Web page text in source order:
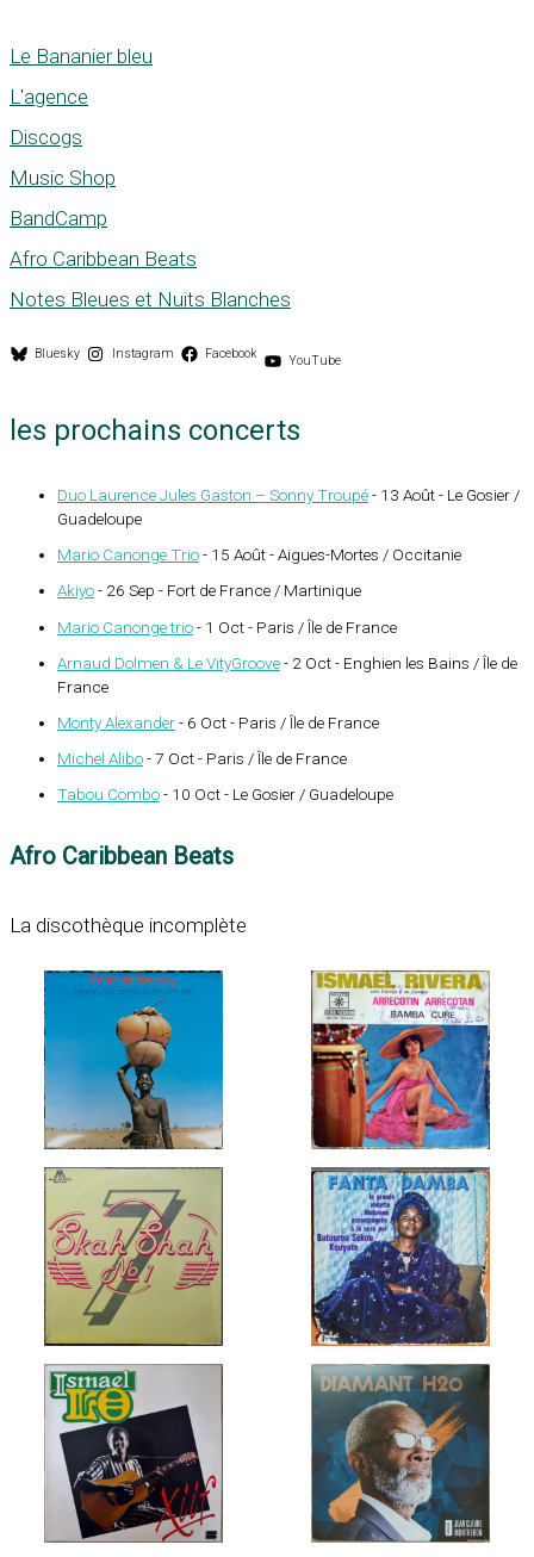
Le Bananier bleu
L'agence
Discogs
Music Shop
BandCamp
Afro Caribbean Beats
Notes Bleues et Nuits Blanches
Bluesky Instagram Facebook YouTube
les prochains concerts
Duo Laurence Jules Gaston – Sonny Troupé- 13 Août- Le Gosier /
Guadeloupe
Mario Canonge Trio- 15 Août-Aigues-Mortes / Occitanie
Akiyo- 26 Sep - Fort de France/ Martinique
Mario Canonge trio- 1 Oct- Paris /Île de France
Arnaud Dolmen & Le VityGroove- 2 Oct- Enghien les Bains /Île de
France
Monty Alexander- 6 Oct- Paris /Île de France
Michel Alibo-7 Oct- Paris /Île de France
Tabou Combo- 10 Oct- Le Gosier/ Guadeloupe
Afro Caribbean Beats
La discothèque incomplète